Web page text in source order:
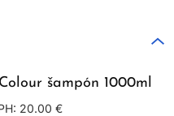
šampón 1000ml
20.00 €